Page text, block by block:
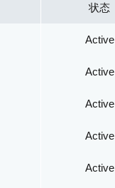
状态
Active
Active
Active
Active
Active